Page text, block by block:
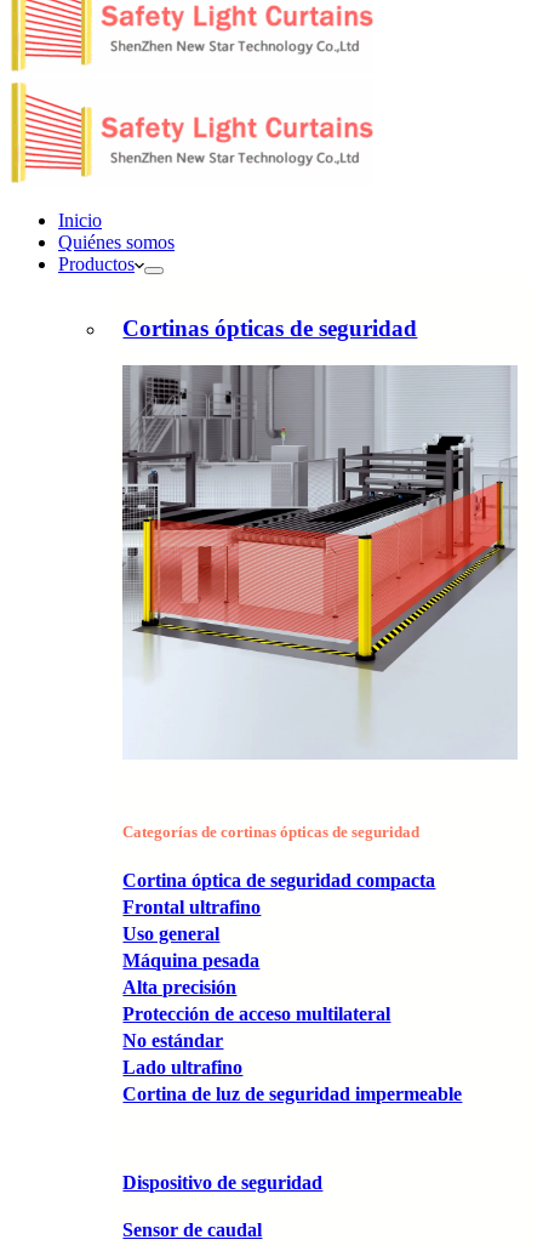
Inicio
Quiénes somos
Productos
Cortinas ópticas de seguridad
Categorías de cortinas ópticas de seguridad
Cortina óptica de seguridad compacta
Frontal ultrafino
Uso general
Máquina pesada
Alta precisión
Protección de acceso multilateral
No estándar
Lado ultrafino
Cortina de luz de seguridad impermeable
Dispositivo de seguridad
Sensor de caudal